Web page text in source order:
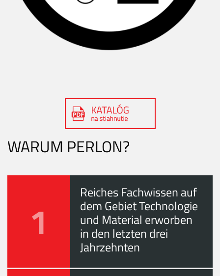
WARUM PERLON?
1
Reiches Fachwissen auf
dem Gebiet Technologie
und Material erworben
in den letzten drei
Jahrzehnten